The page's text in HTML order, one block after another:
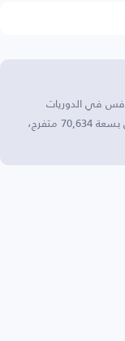
في الدوريات
الشبابية، ويستضيف مبارياته في الملعب الأولمبي بسعة 70,634 متفرج،